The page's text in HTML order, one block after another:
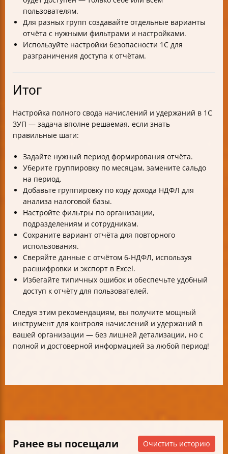
пользователям.
Для разных групп создавайте отдельные варианты
отчёта с нужными фильтрами и настройками.
Используйте настройки безопасности 1С для
разграничения доступа к отчётам.
Итог
Настройка полного свода начислений и удержаний в 1С
ЗУП — задача вполне решаемая, если знать
правильные шаги:
Задайте нужный период формирования отчёта.
Уберите группировку по месяцам, замените сальдо
на период.
Добавьте группировку по коду дохода НДФЛ для
анализа налоговой базы.
Настройте фильтры по организации,
подразделениям и сотрудникам.
Сохраните вариант отчёта для повторного
использования.
Сверяйте данные с отчётом 6-НДФЛ, используя
расшифровки и экспорт в Excel.
Избегайте типичных ошибок и обеспечьте удобный
доступ к отчёту для пользователей.
Следуя этим рекомендациям, вы получите мощный
инструмент для контроля начислений и удержаний в
вашей организации — без лишней детализации, но с
полной и достоверной информацией за любой период!
Ранее вы посещали Очистить историю